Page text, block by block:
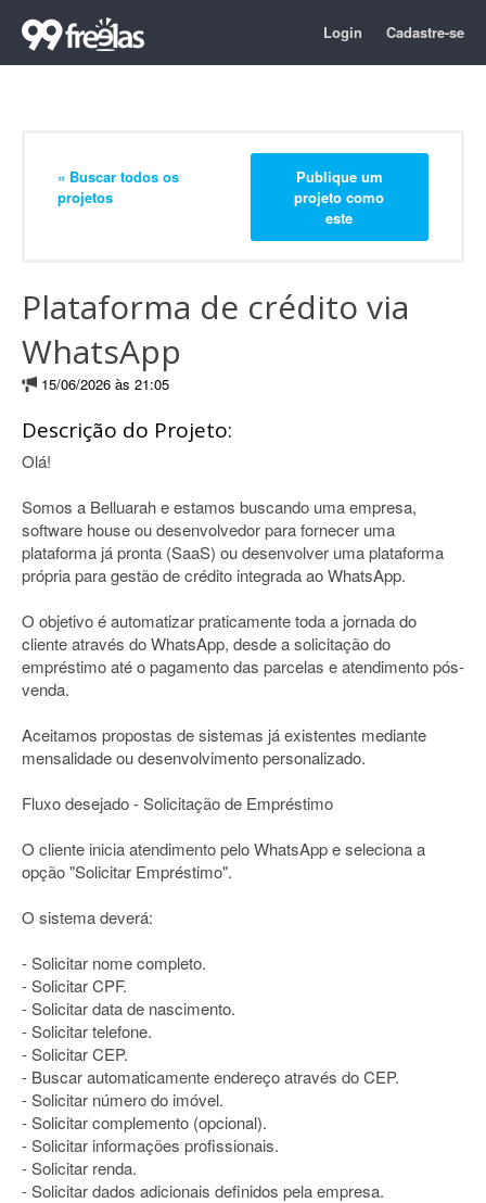
Login Cadastre-se
« Buscar todos os
projetos
Publique um
projeto como
este
Plataforma de crédito via
WhatsApp
15/06/2026 às 21:05
Descrição do Projeto:
Olá!
Somos a Belluarah e estamos buscando uma empresa,
software house ou desenvolvedor para fornecer uma
plataforma já pronta (SaaS) ou desenvolver uma plataforma
própria para gestão de crédito integrada ao WhatsApp.
O objetivo é automatizar praticamente toda a jornada do
cliente através do WhatsApp, desde a solicitação do
empréstimo até o pagamento das parcelas e atendimento pós-
venda.
Aceitamos propostas de sistemas já existentes mediante
mensalidade ou desenvolvimento personalizado.
Fluxo desejado - Solicitação de Empréstimo
O cliente inicia atendimento pelo WhatsApp e seleciona a
opção "Solicitar Empréstimo".
O sistema deverá:
- Solicitar nome completo.
- Solicitar CPF.
- Solicitar data de nascimento.
- Solicitar telefone.
- Solicitar CEP.
- Buscar automaticamente endereço através do CEP.
- Solicitar número do imóvel.
- Solicitar complemento (opcional).
- Solicitar informações profissionais.
- Solicitar renda.
- Solicitar dados adicionais definidos pela empresa.